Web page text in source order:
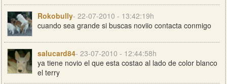
Rokobully- 22-07-2010 - 13:42:19h
cuando sea grande si buscas noviio contacta conmigo
salucard84- 23-07-2010 - 12:44:58h
ya tiene novio el que esta costao al lado de color blanco
el terry